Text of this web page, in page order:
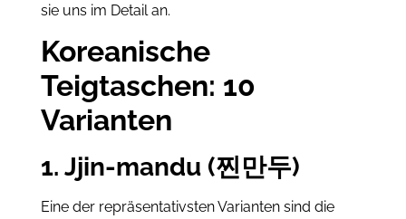
sie uns im Detail an.
Koreanische
Teigtaschen: 10
Varianten
1. Jjin-mandu (찐만두)
Eine der repräsentativsten Varianten sind die